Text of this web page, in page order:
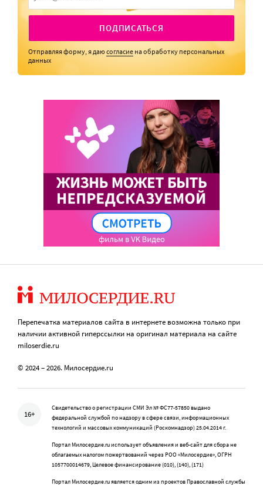
ПОДПИСАТЬСЯ
Отправляя форму, я даюсогласие на обработку персональных
данных
Перепечатка материалов сайта в интернете возможна только при
наличии активной гиперссылки на оригинал материала на сайте
miloserdie.ru
© 2024 – 2026. Милосердие.ru
16+
Свидетельство о регистрации СМИ Эл № ФС77-57850 выдано
федеральной службой по надзору в сфере связи, информационных
технологий и массовых коммуникаций (Роскомнадзор) 25.04.2014 г.
Портал Милосердие.ru использует объявления и веб-сайт для сбора не
облагаемых налогом пожертвований через РОО «Милосердие», ОГРН
1057700014679, Целевое финансирование (010), (140), (171)
Портал Милосердие.ru является одним из проектов Православной службы